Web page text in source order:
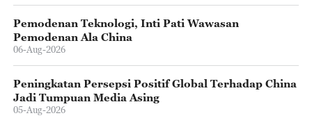
Pemodenan Teknologi, Inti Pati Wawasan
Pemodenan Ala China
06-Aug-2026
Peningkatan Persepsi Positif Global Terhadap China
Jadi Tumpuan Media Asing
05-Aug-2026